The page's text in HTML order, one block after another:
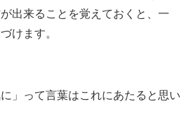
出来ることを覚えておくと、一
けます。
」
って言葉はこれにあたると思い